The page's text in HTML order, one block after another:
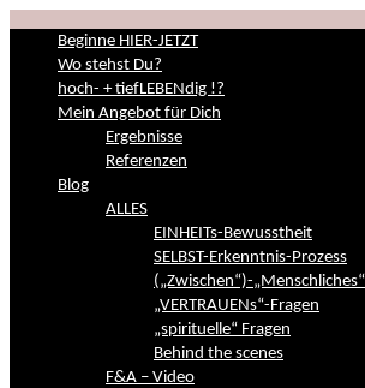
Beginne HIER-JETZT
Wo stehst Du?
hoch- + tiefLEBENdig !?
Mein Angebot für Dich
Ergebnisse
Referenzen
Blog
ALLES
EINHEITs-Bewusstheit
SELBST-Erkenntnis-Prozess
(„Zwischen“)-„Menschliches“
„VERTRAUENs“-Fragen
„spirituelle“ Fragen
Behind the scenes
F&A – Video